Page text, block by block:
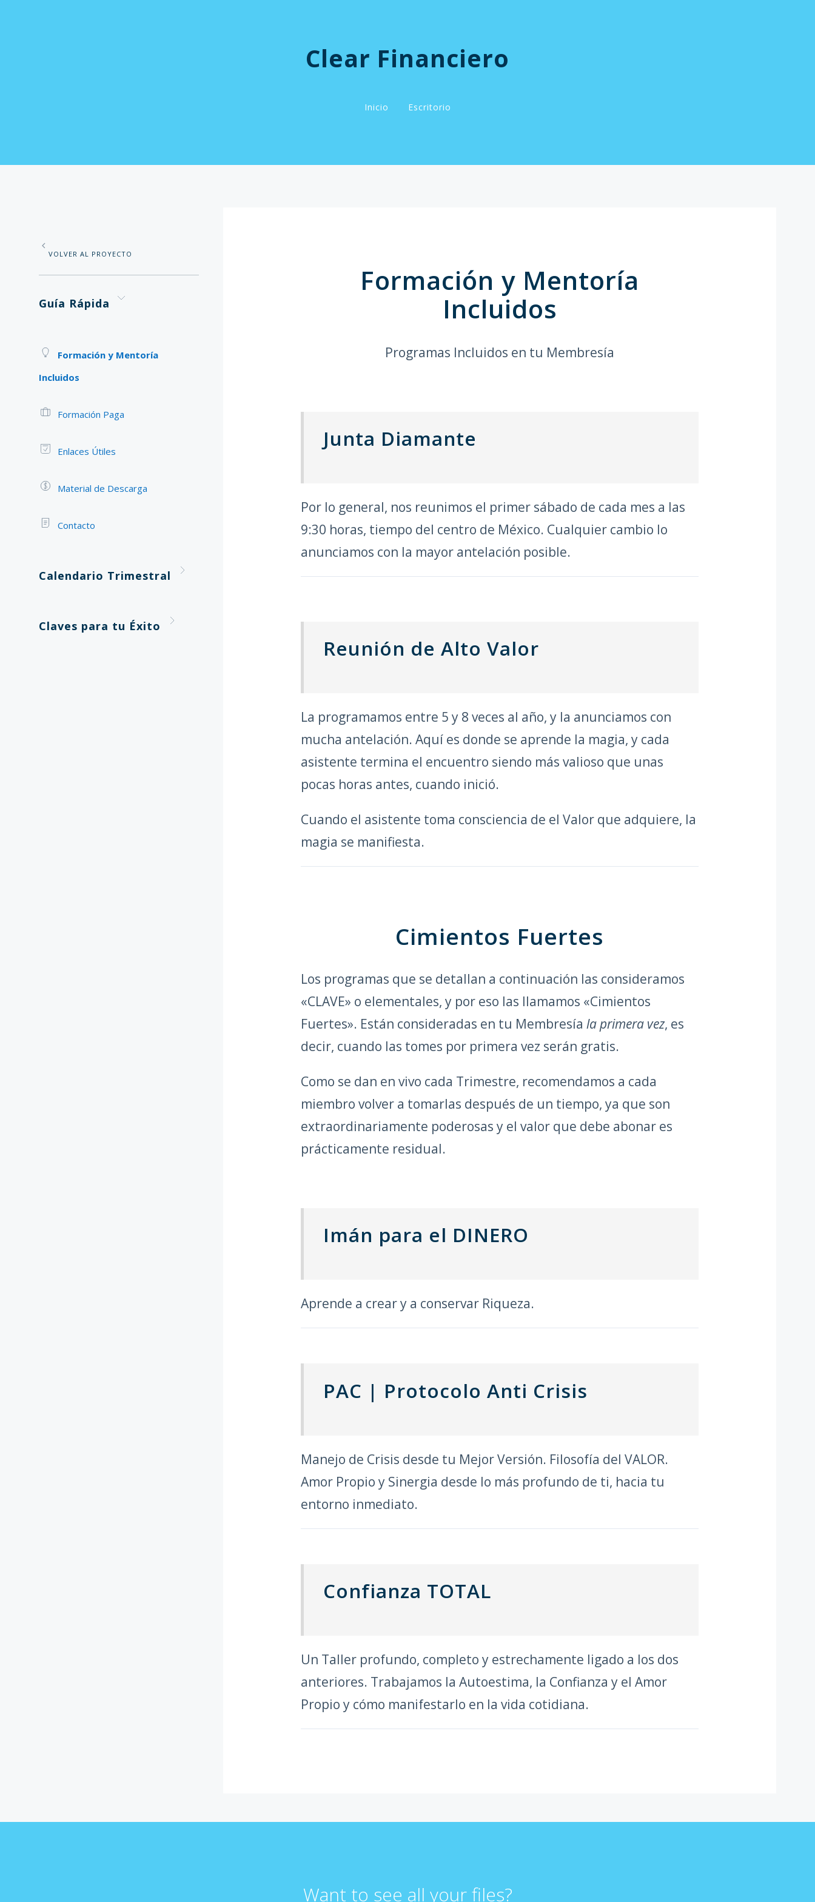
Clear Financiero
Inicio Escritorio
VOLVER AL PROYECTO
Guía Rápida
Formación y Mentoría
Incluidos
Formación Paga
Enlaces Útiles
Material de Descarga
Contacto
Calendario Trimestral
Claves para tu Éxito
Formación y Mentoría
Incluidos
Programas Incluidos en tu Membresía
Junta Diamante
Por lo general, nos reunimos el primer sábado de cada mes a las
9:30 horas, tiempo del centro de México. Cualquier cambio lo
anunciamos con la mayor antelación posible.
Reunión de Alto Valor
La programamos entre 5 y 8 veces al año, y la anunciamos con
mucha antelación. Aquí es donde se aprende la magia, y cada
asistente termina el encuentro siendo más valioso que unas
pocas horas antes, cuando inició.
Cuando el asistente toma consciencia de el Valor que adquiere, la
magia se manifiesta.
Cimientos Fuertes
Los programas que se detallan a continuación las consideramos
«CLAVE» o elementales, y por eso las llamamos «Cimientos
Fuertes». Están consideradas en tu Membresía la primera vez, es
decir, cuando las tomes por primera vez serán gratis.
Como se dan en vivo cada Trimestre, recomendamos a cada
miembro volver a tomarlas después de un tiempo, ya que son
extraordinariamente poderosas y el valor que debe abonar es
prácticamente residual.
Imán para el DINERO
Aprende a crear y a conservar Riqueza.
PAC | Protocolo Anti Crisis
Manejo de Crisis desde tu Mejor Versión. Filosofía del VALOR.
Amor Propio y Sinergia desde lo más profundo de ti, hacia tu
entorno inmediato.
Confianza TOTAL
Un Taller profundo, completo y estrechamente ligado a los dos
anteriores. Trabajamos la Autoestima, la Confianza y el Amor
Propio y cómo manifestarlo en la vida cotidiana.
Want to see all your files?